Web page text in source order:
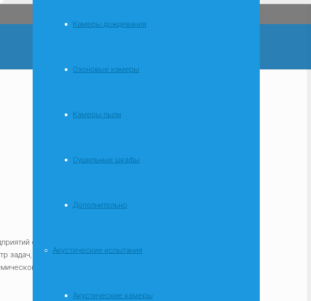
Камеры дождевания
Озоновые камеры
Камеры пыли
Сушильные шкафы
Дополнительно
Акустические испытания
Акустические камеры
от
задач,